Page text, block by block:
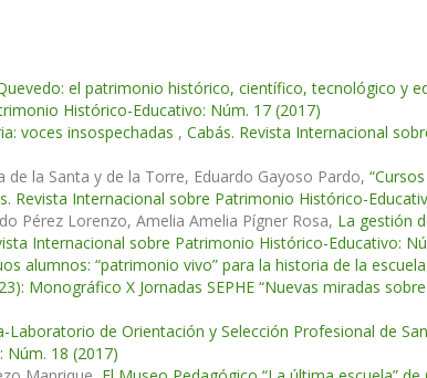
el patrimonio histórico, científico, tecnológico y
Histórico-Educativo: Núm. 17 (2017)
voces insospechadas , Cabás. Revista Internacional
de la Santa y de la Torre, Eduardo Gayoso Pardo,
Revista Internacional sobre Patrimonio Histórico-
Pérez Lorenzo, Amelia Amelia Pígner Rosa, La gestión
Internacional sobre Patrimonio Histórico-Educativo:
alumnos: “patrimonio vivo” para la historia de la escuela
Monográfico X Jornadas SEPHE “Nuevas miradas
Laboratorio de Orientación y Selección Profesional de
18 (2017)